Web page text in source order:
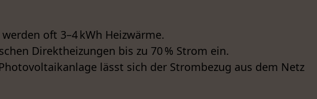
oft 3–4 kWh Heizwärme.
Direktheizungen bis zu 70 % Strom ein.
lässt sich der Strombezug aus dem Netz